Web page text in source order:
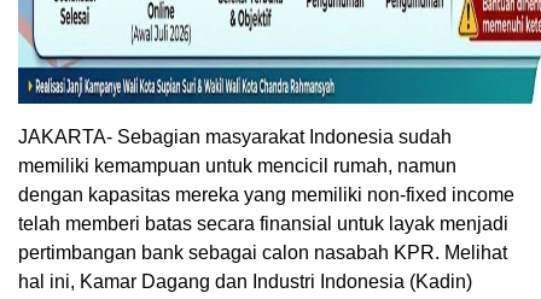
JAKARTA- Sebagian masyarakat Indonesia sudah
memiliki kemampuan untuk mencicil rumah, namun
dengan kapasitas mereka yang memiliki non-fixed income
telah memberi batas secara finansial untuk layak menjadi
pertimbangan bank sebagai calon nasabah KPR. Melihat
hal ini, Kamar Dagang dan Industri Indonesia (Kadin)